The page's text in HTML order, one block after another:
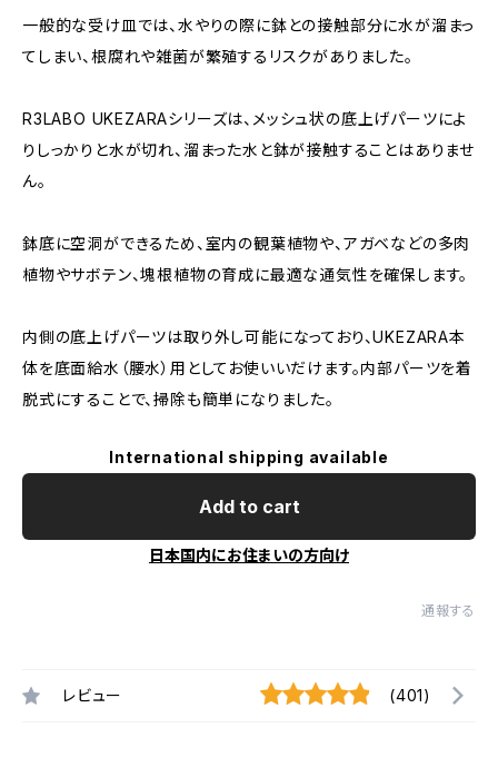
一般的な受け皿では、水やりの際に鉢との接触部分に水が溜まっ
てしまい、根腐れや雑菌が繁殖するリスクがありました。
R3LABO UKEZARAシリーズは、メッシュ状の底上げパーツによ
りしっかりと水が切れ、溜まった水と鉢が接触することはありませ
ん。
鉢底に空洞ができるため、室内の観葉植物や、アガベなどの多肉
植物やサボテン、塊根植物の育成に最適な通気性を確保します。
内側の底上げパーツは取り外し可能になっており、UKEZARA本
体を底面給水（腰水）用としてお使いいだけます。内部パーツを着
脱式にすることで、掃除も簡単になりました。
International shipping available
Add to cart
日本国内にお住まいの方向け
通報する
レビュー (401)